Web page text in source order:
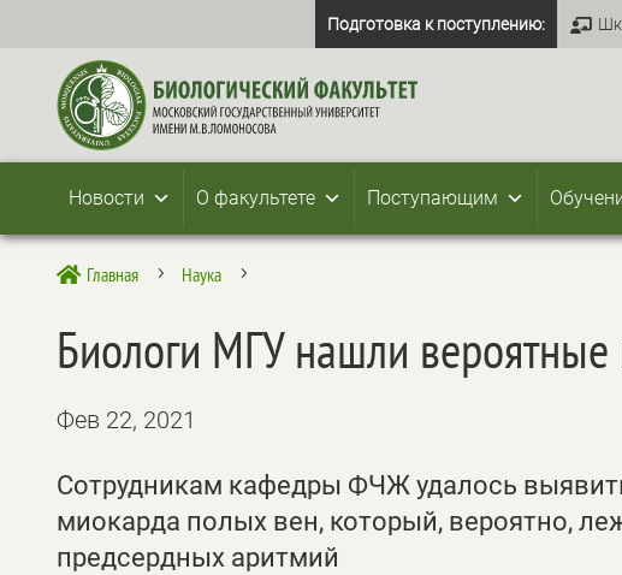
Подготовка к поступлению:
Новости О факультете Поступающим
 Главная 5 Наука 5
Биологи МГУ нашли
Фев 22, 2021
Сотрудникам кафедры ФЧЖ удалось
миокарда полых вен, который, вероятно,
предсердных аритмий